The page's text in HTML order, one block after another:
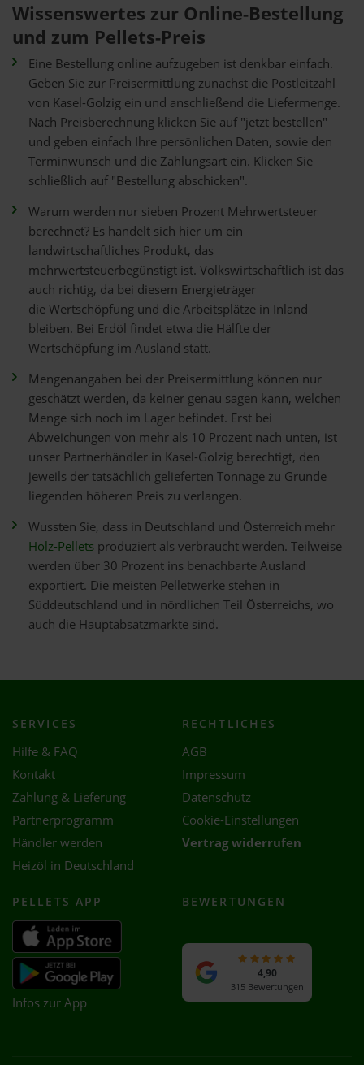
Wissenswertes zur Online-Bestellung
und zum Pellets-Preis
Eine Bestellung online aufzugeben ist denkbar einfach.
Geben Sie zur Preisermittlung zunächst die Postleitzahl
von Kasel-Golzig ein und anschließend die Liefermenge.
Nach Preisberechnung klicken Sie auf "jetzt bestellen"
und geben einfach Ihre persönlichen Daten, sowie den
Terminwunsch und die Zahlungsart ein. Klicken Sie
schließlich auf "Bestellung abschicken".
Warum werden nur sieben Prozent Mehrwertsteuer
berechnet? Es handelt sich hier um ein
landwirtschaftliches Produkt, das
mehrwertsteuerbegünstigt ist. Volkswirtschaftlich ist das
auch richtig, da bei diesem Energieträger
die Wertschöpfung und die Arbeitsplätze in Inland
bleiben. Bei Erdöl findet etwa die Hälfte der
Wertschöpfung im Ausland statt.
Mengenangaben bei der Preisermittlung können nur
geschätzt werden, da keiner genau sagen kann, welchen
Menge sich noch im Lager befindet. Erst bei
Abweichungen von mehr als 10 Prozent nach unten, ist
unser Partnerhändler in Kasel-Golzig berechtigt, den
jeweils der tatsächlich gelieferten Tonnage zu Grunde
liegenden höheren Preis zu verlangen.
Wussten Sie, dass in Deutschland und Österreich mehr
Holz-Pellets produziert als verbraucht werden. Teilweise
werden über 30 Prozent ins benachbarte Ausland
exportiert. Die meisten Pelletwerke stehen in
Süddeutschland und in nördlichen Teil Österreichs, wo
auch die Hauptabsatzmärkte sind.
SERVICES
Hilfe & FAQ
Kontakt
Zahlung & Lieferung
Partnerprogramm
Händler werden
Heizöl in Deutschland
RECHTLICHES
AGB
Impressum
Datenschutz
Cookie-Einstellungen
Vertrag widerrufen
PELLETS APP
Infos zur App
BEWERTUNGEN
4,90
315 Bewertungen